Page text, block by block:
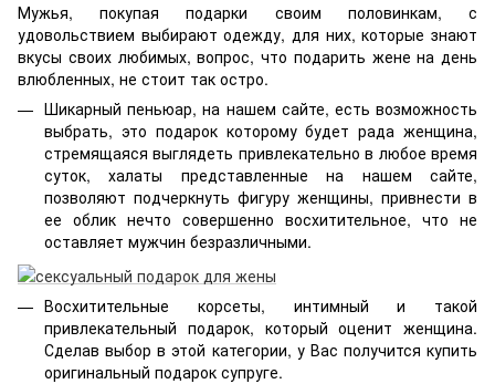
Мужья, покупая подарки своим половинкам, с
удовольствием выбирают одежду, для них, которые знают
вкусы своих любимых, вопрос, что подарить жене на день
влюбленных, не стоит так остро.
Шикарный пеньюар, на нашем сайте, есть возможность
выбрать, это подарок которому будет рада женщина,
стремящаяся выглядеть привлекательно в любое время
суток, халаты представленные на нашем сайте,
позволяют подчеркнуть фигуру женщины, привнести в
ее облик нечто совершенно восхитительное, что не
оставляет мужчин безразличными.
Восхитительные корсеты, интимный и такой
привлекательный подарок, который оценит женщина.
Сделав выбор в этой категории, у Вас получится купить
оригинальный подарок супруге.